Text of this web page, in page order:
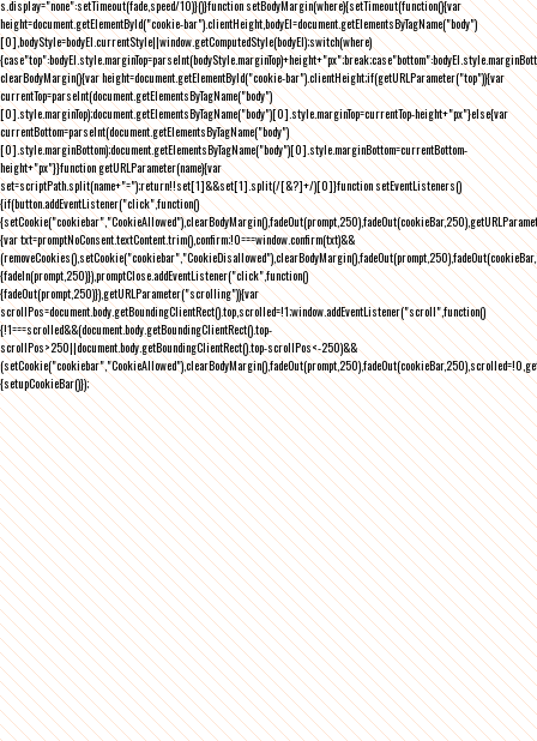
s.display="none":setTimeout(fade,speed/10)}()}function setBodyMargin(where){setTimeout(function(){var
height=document.getElementById("cookie-bar").clientHeight,bodyEl=document.getElementsByTagName("body")
[0],bodyStyle=bodyEl.currentStyle||window.getComputedStyle(bodyEl);switch(where)
clearBodyMargin(){var height=document.getElementById("cookie-bar").clientHeight;if(getURLParameter("top")){var
currentTop=parseInt(document.getElementsByTagName("body")
[0].style.marginTop);document.getElementsByTagName("body")[0].style.marginTop=currentTop-height+"px"}else{var
currentBottom=parseInt(document.getElementsByTagName("body")
[0].style.marginBottom);document.getElementsByTagName("body")[0].style.marginBottom=currentBottom-
height+"px"}}function getURLParameter(name){var
set=scriptPath.split(name+"=");return!!set[1]&&set[1].split(/[&?]+/)[0]}function setEventListeners()
{if(button.addEventListener("click",function()
{var txt=promptNoConsent.textContent.trim(),confirm;!0===window.confirm(txt)&&
{fadeIn(prompt,250)}),promptClose.addEventListener("click",function()
{fadeOut(prompt,250)}),getURLParameter("scrolling")){var
scrollPos=document.body.getBoundingClientRect().top,scrolled=!1;window.addEventListener("scroll",function()
{!1===scrolled&&(document.body.getBoundingClientRect().top-
scrollPos>250||document.body.getBoundingClientRect().top-scrollPos<-250)&&
{setupCookieBar()});